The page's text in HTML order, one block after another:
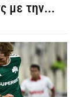
με την...